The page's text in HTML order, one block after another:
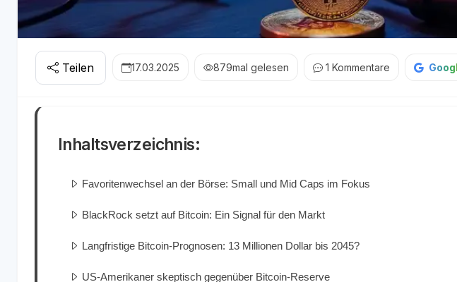
Teilen 17.03.2025 879mal gelesen 1 Kommentare
Inhaltsverzeichnis:
Favoritenwechsel an der Börse: Small und Mid Caps im Fokus
BlackRock setzt auf Bitcoin: Ein Signal für den Markt
Langfristige Bitcoin-Prognosen: 13 Millionen Dollar bis 2045?
US-Amerikaner skeptisch gegenüber Bitcoin-Reserve